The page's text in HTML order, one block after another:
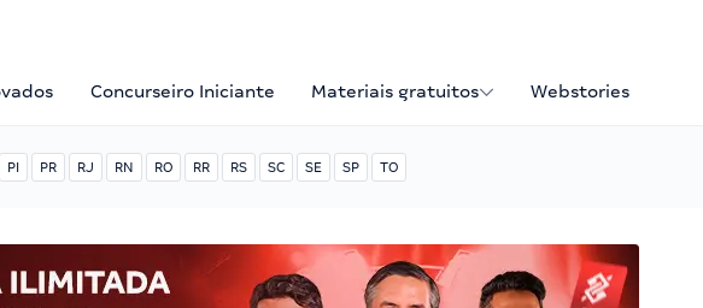
Concurseiro Iniciante Materiais gratuitos Webstories
PI PR RJ RN RO RR RS SC SE SP TO